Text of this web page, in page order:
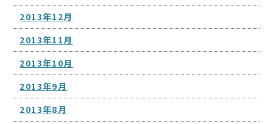
2013年12月
2013年11月
2013年10月
2013年9月
2013年8月